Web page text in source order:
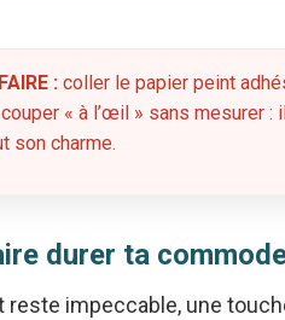
: coller le papier peint
« à l’œil » sans mesurer
son charme.
durer ta
reste impeccable, une